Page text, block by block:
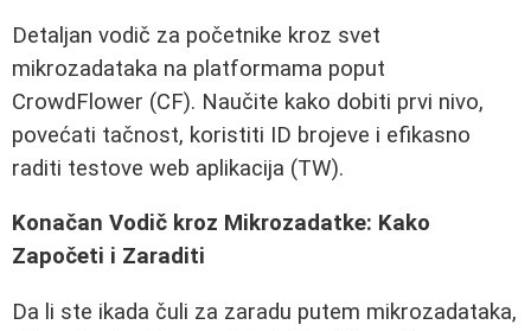
Detaljan vodič za početnike kroz svet
mikrozadataka na platformama poput
CrowdFlower (CF). Naučite kako dobiti prvi nivo,
povećati tačnost, koristiti ID brojeve i efikasno
raditi testove web aplikacija (TW).
Konačan Vodič kroz Mikrozadatke: Kako
Započeti i Zaraditi
Da li ste ikada čuli za zaradu putem mikrozadataka,